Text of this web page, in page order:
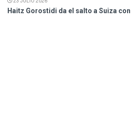
Haitz Gorostidi da el salto a Suiza